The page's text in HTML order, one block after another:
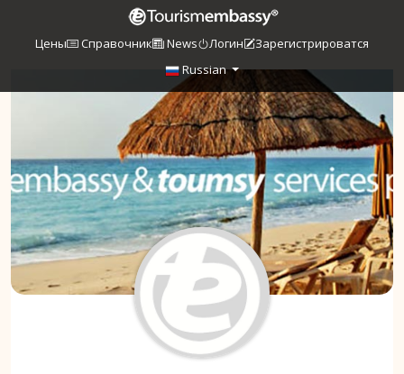
Цены Справочник News Логин
Зарегистрироватся
Russian